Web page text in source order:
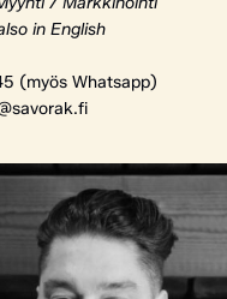
in English
(myös Whatsapp)